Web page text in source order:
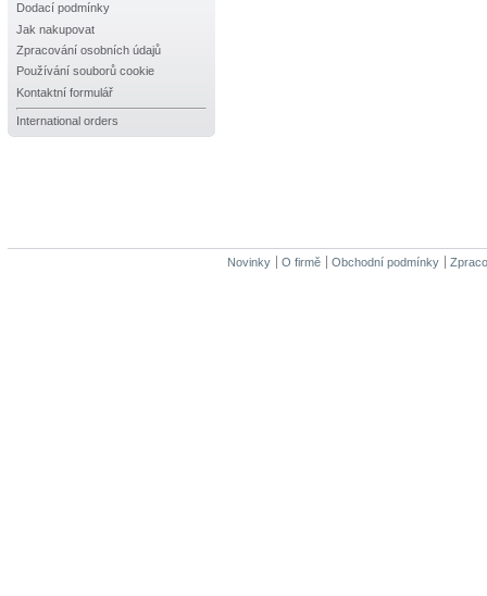
Dodací podmínky
Jak nakupovat
Zpracování osobních údajů
Používání souborů cookie
Kontaktní formulář
International orders
Novinky O firmě Obchodní podmínky